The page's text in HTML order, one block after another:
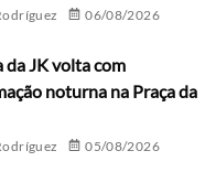
06/08/2026
da JK volta com
noturna na Praça da
05/08/2026